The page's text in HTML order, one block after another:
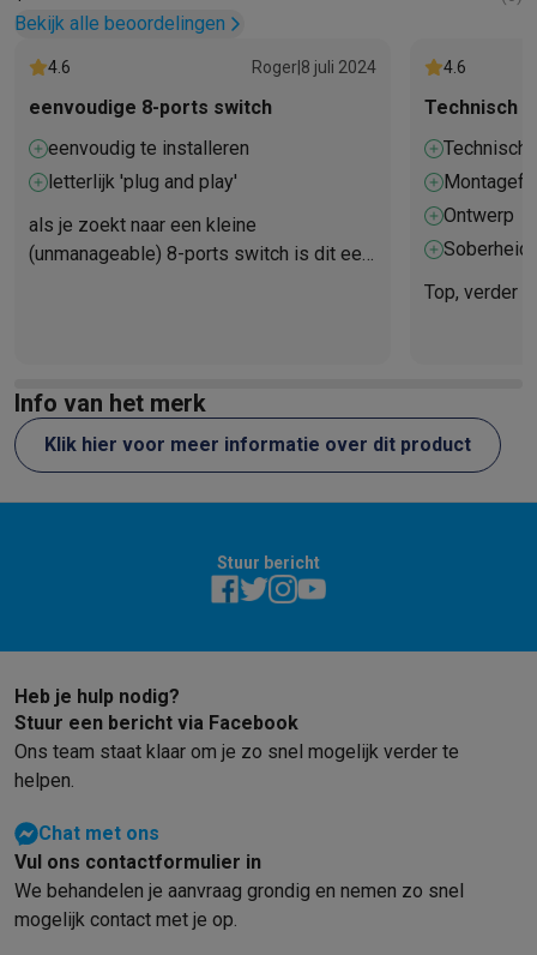
Refurbished
Refurbished smartphones Refurbished tablets Refurbished
Wasmachines met ecocheques Droogkasten met ecocheques
Kleine keukentoestellen
Kleine keukentoestellen met ecocheques Koffiemachines
Vaatwassers met ecocheques Koelkasten met ecocheques
Airco
Smartphones met ecochequesTablets met ecocheques
Transport
Elektrische steps met ecocheques
Eco initiatieven
Solden op groot elektro
Daarom KrëfelGratis leveringLaagste prijsgarantie
BetalingsmogelijkhedenGift card Ecocheques
KlantenserviceHerstelling van je toestel
Controleer jouw
Groot elektro & inbouw
Beeld & GeluidKies jouw ideale TV
Sport & OntspanningHoe kies je een smartwatch?
Outlet
OutletAlle outlet dealsOutlet multimedia & telefonie
Bekijk alle beoordelingen
4.6 Roger 8 juli 2024
eenvoudige 8-ports switch
eenvoudig te installeren
letterlijk 'plug and play'
als je zoekt naar een kleine
(unmanageable) 8-ports switch is dit een
4.6
Technisch
Ontwerp
Soberheid
Top, verder
Info van het merk
Klik hier voor meer informatie over dit product
Stuur bericht
Heb je hulp nodig?
Stuur een bericht via Facebook
Ons team staat klaar om je zo snel mogelijk verder te
helpen.
Chat met ons
Vul ons contactformulier in
We behandelen je aanvraag grondig en nemen zo snel
mogelijk contact met je op.